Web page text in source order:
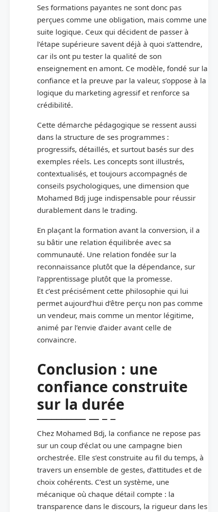
Ses formations payantes ne sont donc pas
perçues comme une obligation, mais comme une
suite logique. Ceux qui décident de passer à
l’étape supérieure savent déjà à quoi s’attendre,
car ils ont pu tester la qualité de son
enseignement en amont. Ce modèle, fondé sur la
confiance et la preuve par la valeur, s’oppose à la
logique du marketing agressif et renforce sa
crédibilité.
Cette démarche pédagogique se ressent aussi
dans la structure de ses programmes :
progressifs, détaillés, et surtout basés sur des
exemples réels. Les concepts sont illustrés,
contextualisés, et toujours accompagnés de
conseils psychologiques, une dimension que
Mohamed Bdj juge indispensable pour réussir
durablement dans le trading.
En plaçant la formation avant la conversion, il a
su bâtir une relation équilibrée avec sa
communauté. Une relation fondée sur la
reconnaissance plutôt que la dépendance, sur
l’apprentissage plutôt que la promesse.
Et c’est précisément cette philosophie qui lui
permet aujourd’hui d’être perçu non pas comme
un vendeur, mais comme un mentor légitime,
animé par l’envie d’aider avant celle de
convaincre.
Conclusion : une
confiance construite
sur la durée
Chez Mohamed Bdj, la confiance ne repose pas
sur un coup d’éclat ou une campagne bien
orchestrée. Elle s’est construite au fil du temps, à
travers un ensemble de gestes, d’attitudes et de
choix cohérents. C’est un système, une
mécanique où chaque détail compte : la
transparence dans le discours, la rigueur dans les